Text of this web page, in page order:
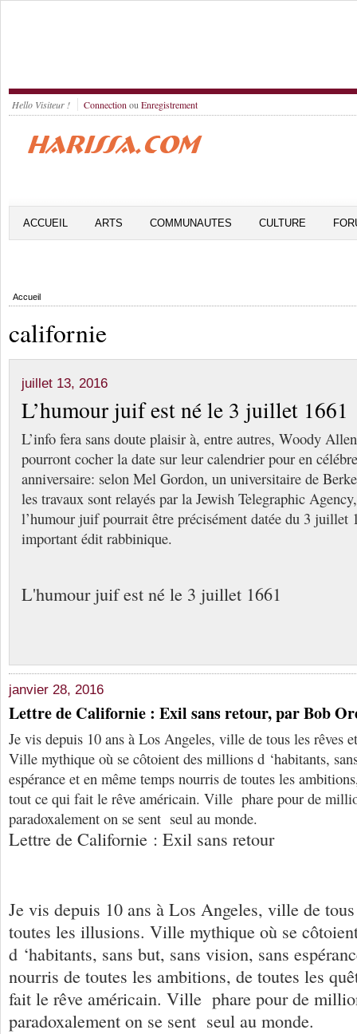
Hello Visiteur ! Connection ou Enregistrement
ACCUEIL ARTS COMMUNAUTES CULTURE
Accueil
californie
juillet 13, 2016
L’humour juif est né le 3 juillet 1661
L’info fera sans doute plaisir à, entre autres, Woody
pourront cocher la date sur leur calendrier pour en
anniversaire: selon Mel Gordon, un universitaire de
les travaux sont relayés par la Jewish Telegraphic
l’humour juif pourrait être précisément datée du 3 juillet
important édit rabbinique.
L'humour juif est né le 3 juillet 1661
janvier 28, 2016
Lettre de Californie : Exil sans retour, par Bob
Je vis depuis 10 ans à Los Angeles, ville de tous les rêves
Ville mythique où se côtoient des millions d ‘habitants,
espérance et en même temps nourris de toutes les
tout ce qui fait le rêve américain. Ville phare pour de
paradoxalement on se sent seul au monde.
Lettre de Californie : Exil sans retour
Je vis depuis 10 ans à Los Angeles, ville de
toutes les illusions. Ville mythique où se
d ‘habitants, sans but, sans vision, sans
nourris de toutes les ambitions, de toutes les
fait le rêve américain. Ville phare pour de
paradoxalement on se sent seul au monde.